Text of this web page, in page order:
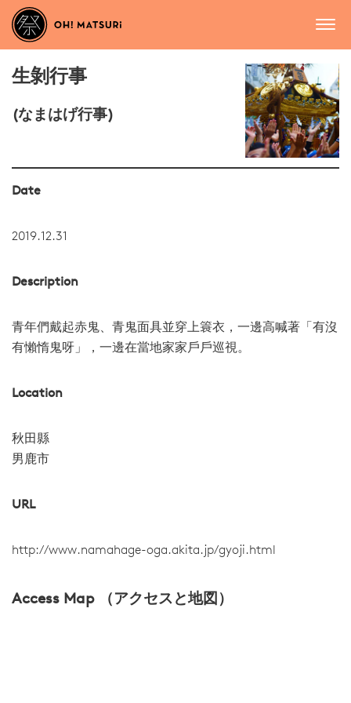
生剝行事
(なまはげ行事)
Date
2019.12.31
Description
青年們戴起赤鬼、青鬼面具並穿上簑衣，一邊高喊著「有沒
有懶惰鬼呀」，一邊在當地家家戶戶巡視。
Location
秋田縣
男鹿市
URL
http://www.namahage-oga.akita.jp/gyoji.html
Access Map （アクセスと地図）